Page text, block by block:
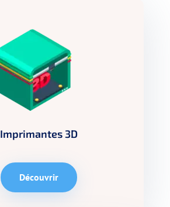
Imprimantes 3D
Découvrir